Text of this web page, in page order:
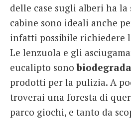
delle case sugli alberi ha la
cabine sono ideali anche
infatti possibile richiedere
Le lenzuola e gli
eucalipto sono
prodotti per la pulizia. A
troverai una foresta di
parco giochi, e tanto da